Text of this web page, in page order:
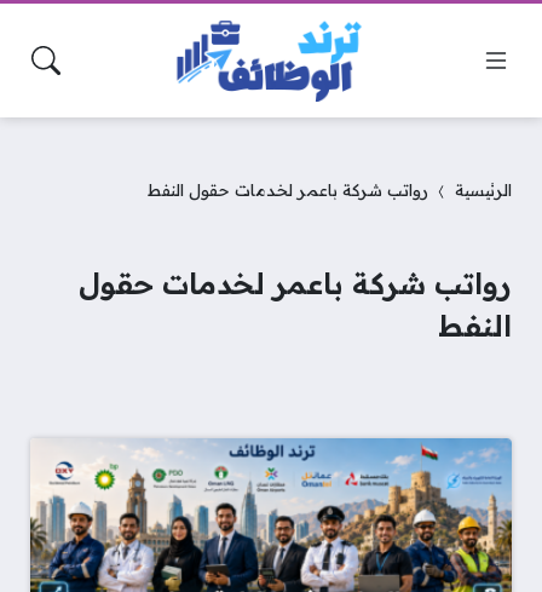
الرئيسية رواتب شركة باعمر لخدمات حقول النفط
رواتب شركة باعمر لخدمات حقول
النفط